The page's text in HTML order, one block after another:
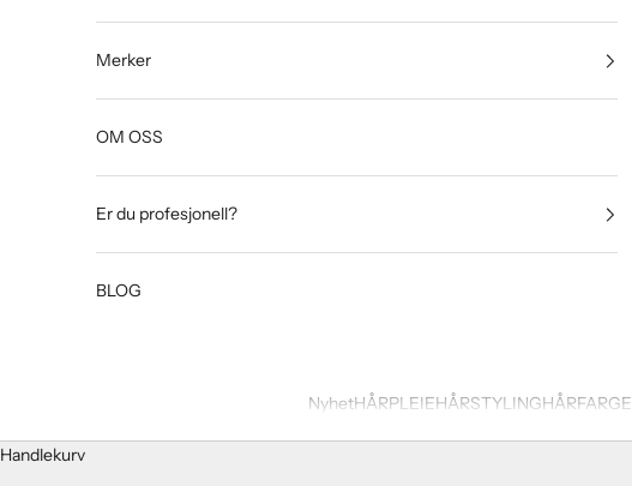
NyhetHÅRPLEIEHÅRSTYLINGHÅRFARGE
Merker
OM OSS
Er du profesjonell?
BLOG
Handlekurv